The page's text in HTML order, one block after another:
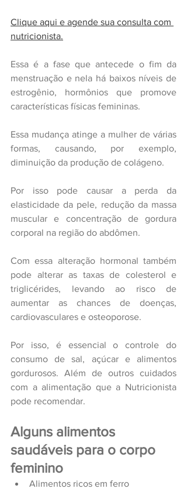
Clique aqui e agende sua consulta com
nutricionista.
Essa é a fase que antecede o fim da
menstruação e nela há baixos níveis de
estrogênio, hormônios que promove
características físicas femininas.
Essa mudança atinge a mulher de várias
formas, causando, por exemplo,
diminuição da produção de colágeno.
Por isso pode causar a perda da
elasticidade da pele, redução da massa
muscular e concentração de gordura
corporal na região do abdômen.
Com essa alteração hormonal também
pode alterar as taxas de colesterol e
triglicérides, levando ao risco de
aumentar as chances de doenças,
cardiovasculares e osteoporose.
Por isso, é essencial o controle do
consumo de sal, açúcar e alimentos
gordurosos. Além de outros cuidados
com a alimentação que a Nutricionista
pode recomendar.
Alguns alimentos
saudáveis para o corpo
feminino
Alimentos ricos em ferro